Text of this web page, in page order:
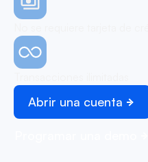
Abrir una cuenta